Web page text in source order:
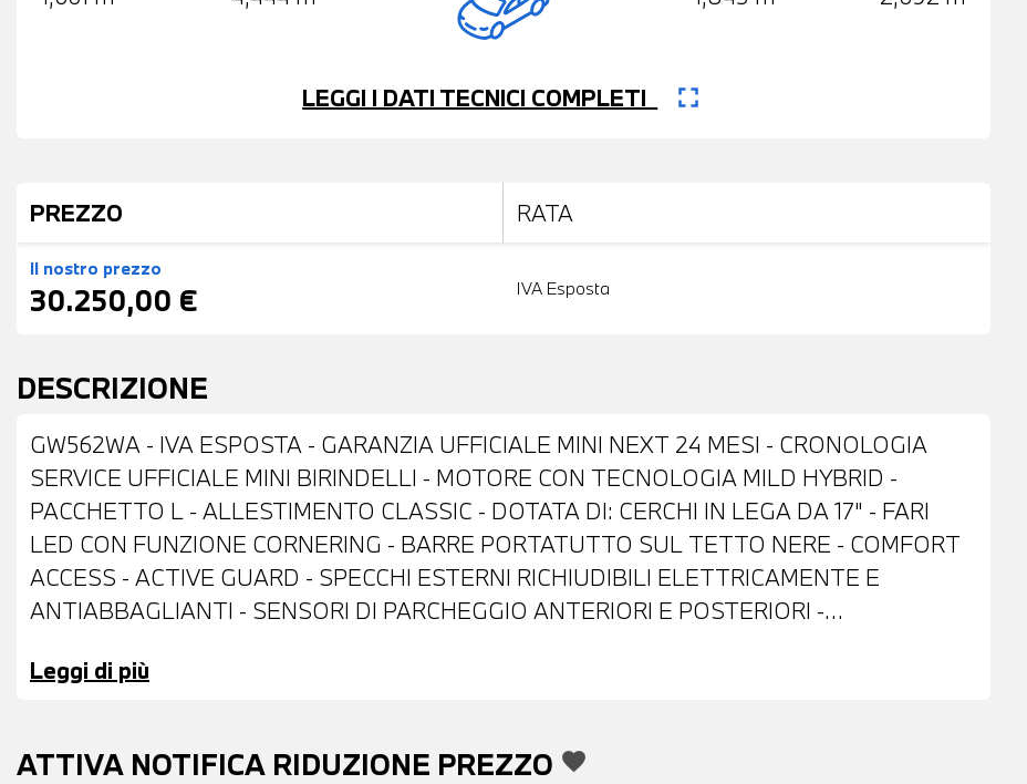
LEGGI I DATI TECNICI COMPLETI fullscreen
PREZZO RATA
Il nostro prezzo
30.250,00 € IVA Esposta
DESCRIZIONE
GW562WA - IVA ESPOSTA - GARANZIA UFFICIALE MINI NEXT 24 MESI - CRONOLOGIA
SERVICE UFFICIALE MINI BIRINDELLI - MOTORE CON TECNOLOGIA MILD HYBRID -
PACCHETTO L - ALLESTIMENTO CLASSIC - DOTATA DI: CERCHI IN LEGA DA 17" - FARI
LED CON FUNZIONE CORNERING - BARRE PORTATUTTO SUL TETTO NERE - COMFORT
ACCESS - ACTIVE GUARD - SPECCHI ESTERNI RICHIUDIBILI ELETTRICAMENTE E
ANTIABBAGLIANTI - SENSORI DI PARCHEGGIO ANTERIORI E POSTERIORI -
ELETTRICI - VETRI POSTERIORI E LUNOTTO OSCURATI - TETTO APRIBILE
AUTOANABBAGLIANTE - CAMBIO AUTOMATICO - PORTELLONE POSTERIORE
ELETTRONICO - RADIO DIGITALE DAB - IMPIANTO AUDIO HARMAN/KARDON - CRUISE
Leggi di più
ATTIVA NOTIFICA RIDUZIONE PREZZO favorite